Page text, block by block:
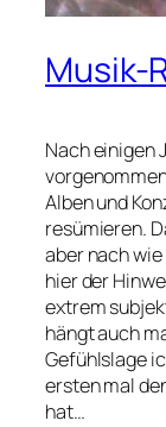
Musik-
Nach einigen
Alben und
resümieren.
aber nach
hier der
extrem
hängt auch
Gefühlslage
ersten mal
hat…